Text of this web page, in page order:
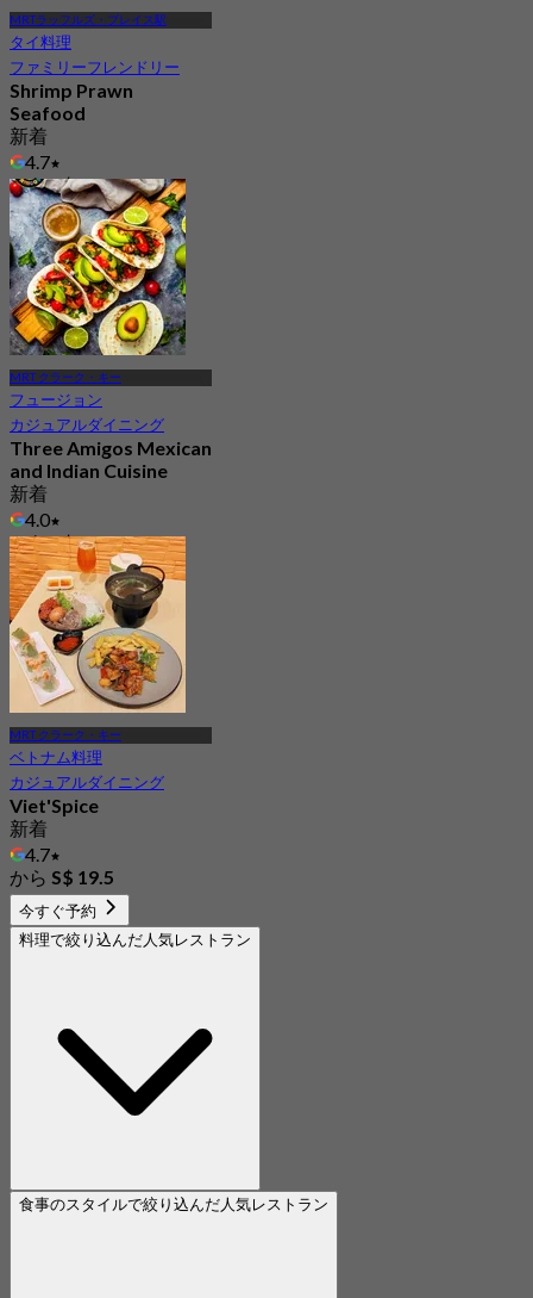
MRTラッフルズ・プレイス駅
タイ料理
ファミリーフレンドリー
Shrimp Prawn
Seafood
新着
4.7
からS$ 43.75
MRT クラーク・キー
フュージョン
カジュアルダイニング
Three Amigos Mexican
and Indian Cuisine
新着
4.0
からS$ 27.5
MRT クラーク・キー
ベトナム料理
カジュアルダイニング
Viet'Spice
新着
4.7
から S$ 19.5
今すぐ予約
料理で絞り込んだ人気レストラン
食事のスタイルで絞り込んだ人気レストラン